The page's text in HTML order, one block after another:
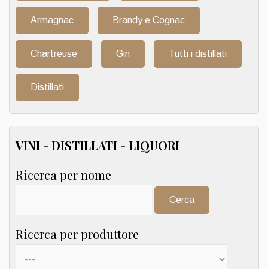
Armagnac Brandy e Cognac
Chartreuse Gin Tutti i distillati
Distillati
VINI - DISTILLATI - LIQUORI
Ricerca per nome
Ricerca per produttore